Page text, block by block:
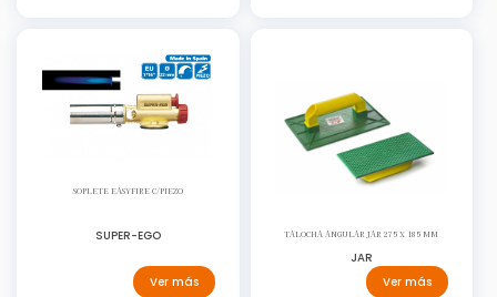
SOPLETE EASYFIRE C/PIEZO
SUPER-EGO
Ver más
TALOCHA ANGULAR JAR 275 X 185 MM
JAR
Ver más